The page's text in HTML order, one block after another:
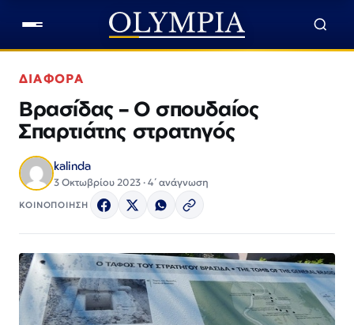
ΔΙΑΦΟΡΑ
Βρασίδας – Ο σπουδαίος
Σπαρτιάτης στρατηγός
kalinda
3 Οκτωβρίου 2023 · 4΄ ανάγνωση
ΚΟΙΝΟΠΟΙΗΣΗ